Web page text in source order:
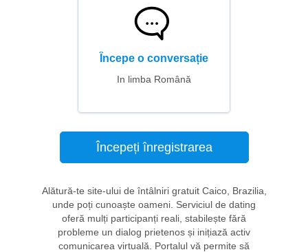
Începe o conversație
In limba Română
Începeți înregistrarea
Alătură-te site-ului de întâlniri gratuit Caico, Brazilia,
unde poți cunoaște oameni. Serviciul de dating
oferă mulți participanți reali, stabilește fără
probleme un dialog prietenos și inițiază activ
comunicarea virtuală. Portalul vă permite să